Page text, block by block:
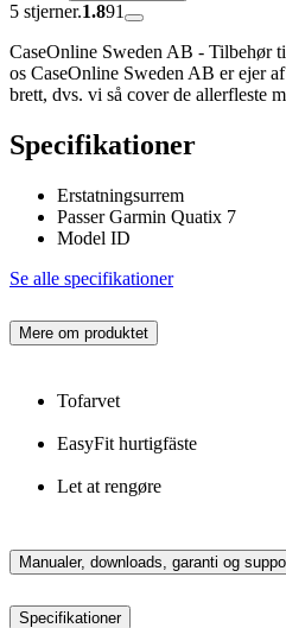
5 stjerner.1.891
CaseOnline Sweden AB - Tilbehør
os CaseOnline Sweden AB er ejer
brett, dvs. vi så cover de allerfleste
Specifikationer
Erstatningsurrem
Passer Garmin Quatix 7
Model ID
Se alle specifikationer
Mere om produktet
Tofarvet
EasyFit hurtigfäste
Let at rengøre
Manualer, downloads, garanti og
Specifikationer